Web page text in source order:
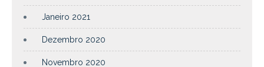
Janeiro 2021
Dezembro 2020
Novembro 2020